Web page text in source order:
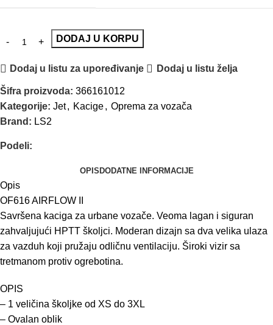
DODAJ U KORPU
Dodaj u listu za upoređivanje Dodaj u listu želja
Šifra proizvoda: 366161012
Kategorije: Jet, Kacige, Oprema za vozača
Brand: LS2
Podeli:
OPISDODATNE INFORMACIJE
Opis
OF616 AIRFLOW II
Savršena kaciga za urbane vozače. Veoma lagan i siguran
zahvaljujući HPTT školjci. Moderan dizajn sa dva velika ulaza
za vazduh koji pružaju odličnu ventilaciju. Široki vizir sa
tretmanom protiv ogrebotina.
OPIS
– 1 veličina školjke od XS do 3XL
– Ovalan oblik